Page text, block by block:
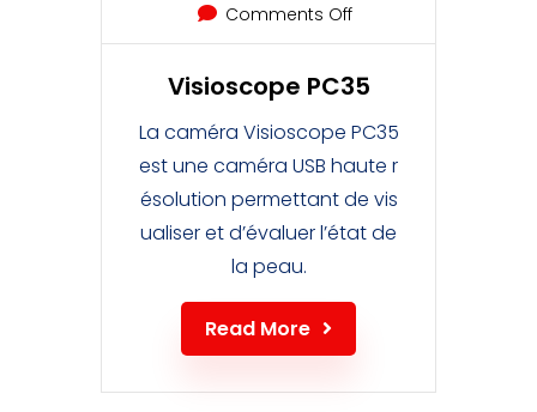
Comments Off
Visioscope PC35
La caméra Visioscope PC35
est une caméra USB haute r
ésolution permettant de vis
ualiser et d’évaluer l’état de
la peau.
Read More